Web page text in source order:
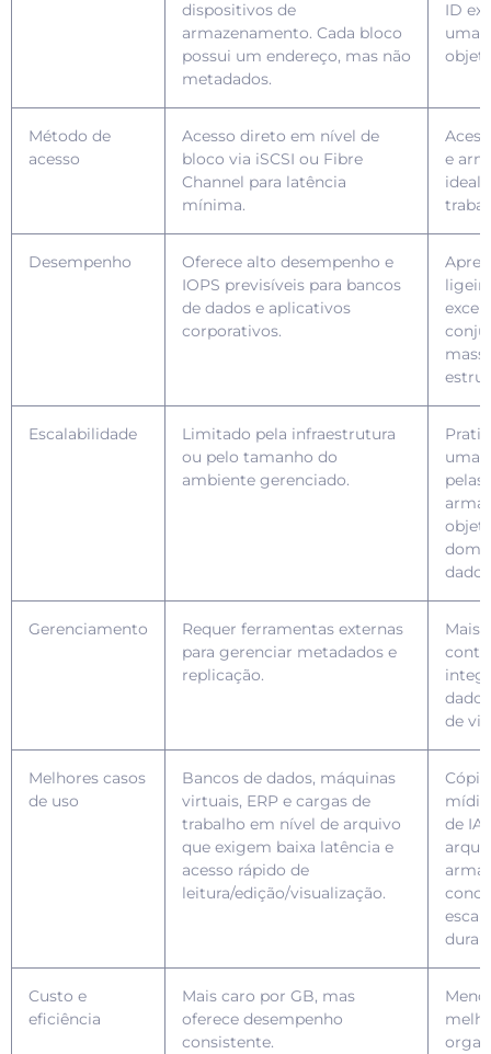
dispositivos de
armazenamento. Cada bloco
possui um endereço, mas não
metadados.
ID
uma
Método de
acesso
Acesso direto em nível de
bloco via iSCSI ou Fibre
Channel para latência
mínima.
e
ideal
Desempenho
Oferece alto desempenho e
IOPS previsíveis para bancos
de dados e aplicativos
corporativos.
Escalabilidade
Limitado pela infraestrutura
ou pelo tamanho do
ambiente gerenciado.
uma
pelas
Gerenciamento
Requer ferramentas externas
para gerenciar metadados e
replicação.
Mais
de
Melhores casos
de uso
Bancos de dados, máquinas
virtuais, ERP e cargas de
trabalho em nível de arquivo
que exigem baixa latência e
acesso rápido de
leitura/edição/visualização.
de
Custo e
eficiência
Mais caro por GB, mas
oferece desempenho
consistente.